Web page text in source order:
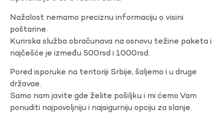
Nažalost nemamo preciznu informaciju o visini
poštarine.
Kurirska služba obračunava na osnovu težine paketa i
najčešće je između 500rsd i 1000rsd.
Pored isporuke na teritoriji Srbije, šaljemo i u druge
državae.
Samo nam javite gde želite pošiljku i mi ćemo Vam
ponuditi najpovoljniju i najsigurniju opciju za slanje.